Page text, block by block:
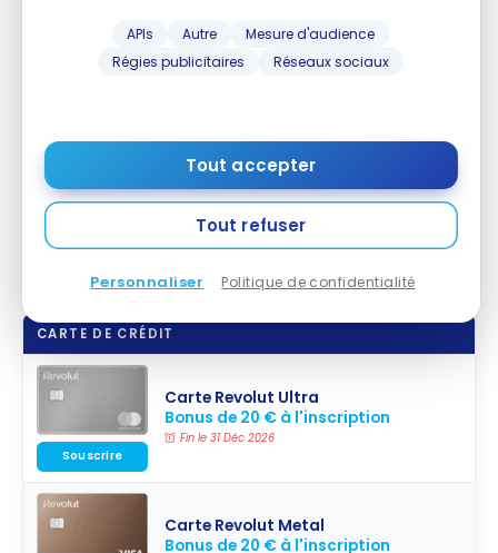
APIs Autre
Mesure d'audience
Régies publicitaires
Réseaux sociaux
Tout accepter
Tout refuser
Personnaliser Politique de confidentialité
toucher jusqu’à
Revolut – Conclusion
des utilisateurs mobiles et des voyageurs.
L’absence de conditions de revenus, la rapidité
d’ouverture et la richesse des services proposés
font de la néobanque une alternative séduisante
CARTE DE CRÉDIT
Carte Revolut Ultra
Bonus de 20 € à l'inscription
Fin le 31 Déc 2026
Souscrire
Carte Revolut Metal
Bonus de 20 € à l'inscription